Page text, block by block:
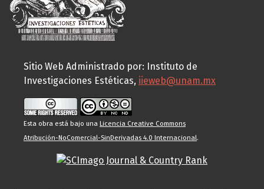
Sitio Web Administrado por: Instituto de
Investigaciones Estéticas, iieweb@unam.mx
Esta obra está bajo una Licencia Creative Commons
Atribución-NoComercial-SinDerivadas 4.0 Internacional.